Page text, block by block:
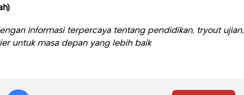
Informasi terpercaya tentang pendidikan, tryout ujian,
untuk masa depan yang lebih baik